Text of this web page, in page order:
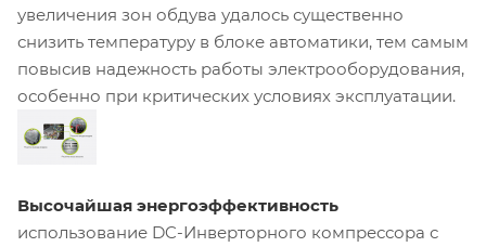
увеличения зон обдува удалось существенно
снизить температуру в блоке автоматики, тем самым
повысив надежность работы электрооборудования,
особенно при критических условиях эксплуатации.
Высочайшая энергоэффективность
использование DC-Инверторного компрессора с